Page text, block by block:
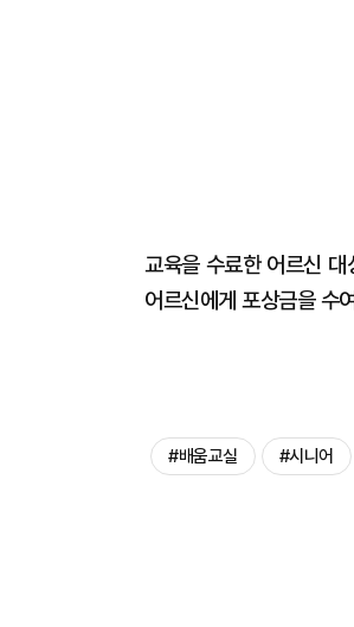
교육을 수료한 어르신 대
어르신에게 포상금을 수
#배움교실 #시니어